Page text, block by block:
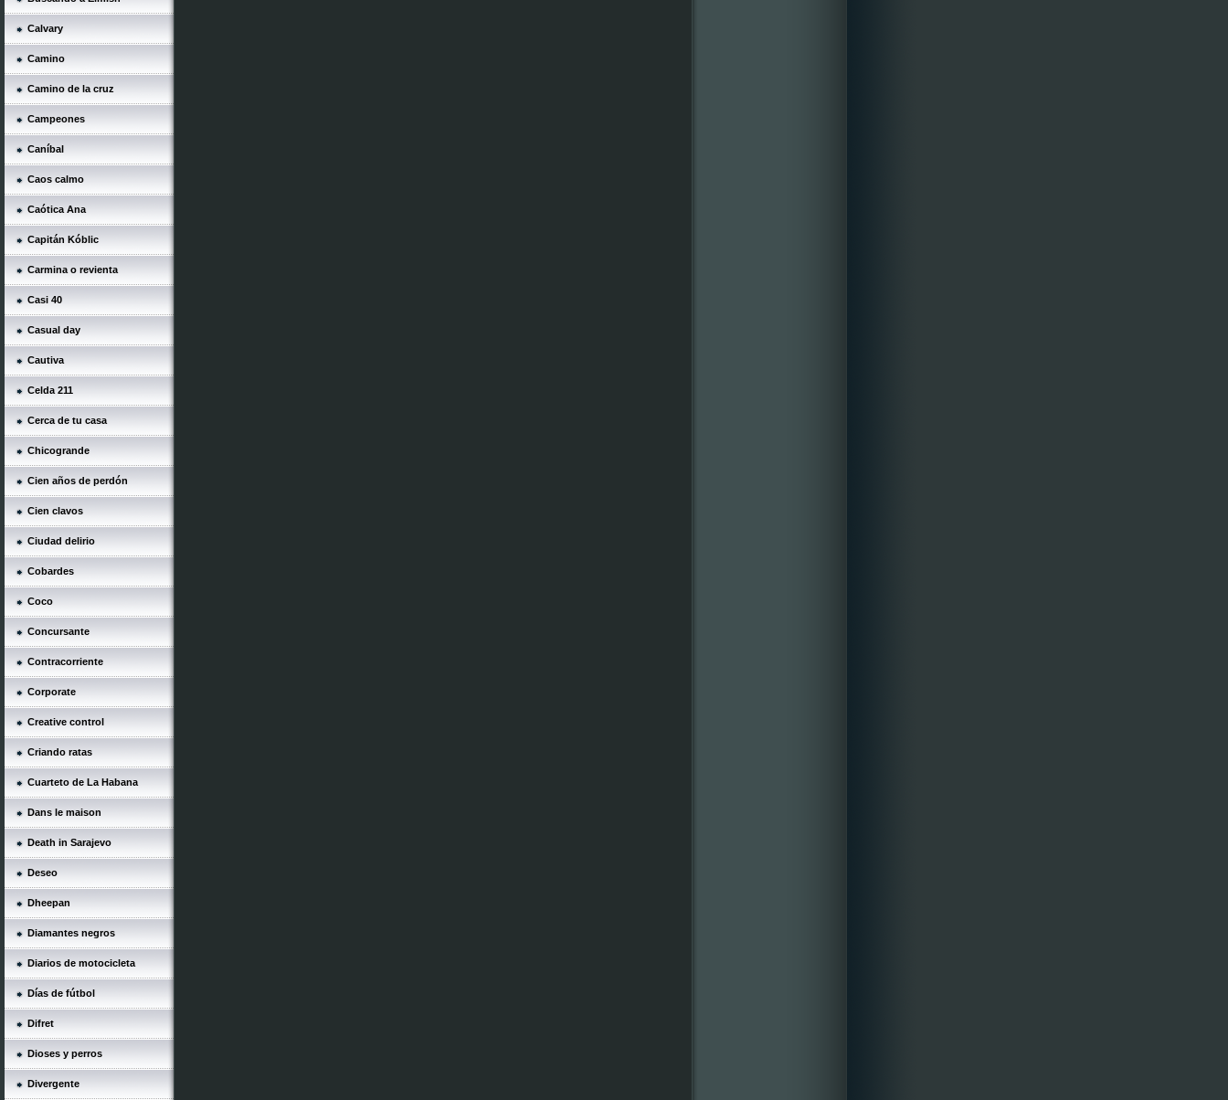
Calvary
Camino
Camino de la cruz
Campeones
Caníbal
Caos calmo
Caótica Ana
Capitán Kóblic
Carmina o revienta
Casi 40
Casual day
Cautiva
Celda 211
Cerca de tu casa
Chicogrande
Cien años de perdón
Cien clavos
Ciudad delirio
Cobardes
Coco
Concursante
Contracorriente
Corporate
Creative control
Criando ratas
Cuarteto de La Habana
Dans le maison
Death in Sarajevo
Deseo
Dheepan
Diamantes negros
Diarios de motocicleta
Días de fútbol
Difret
Dioses y perros
Divergente